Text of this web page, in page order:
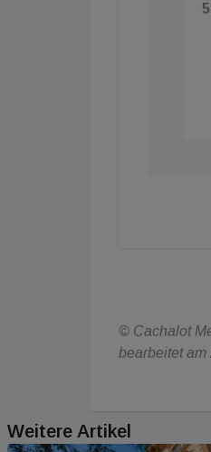
© Cachalot
bearbeitet am
Weitere Artikel